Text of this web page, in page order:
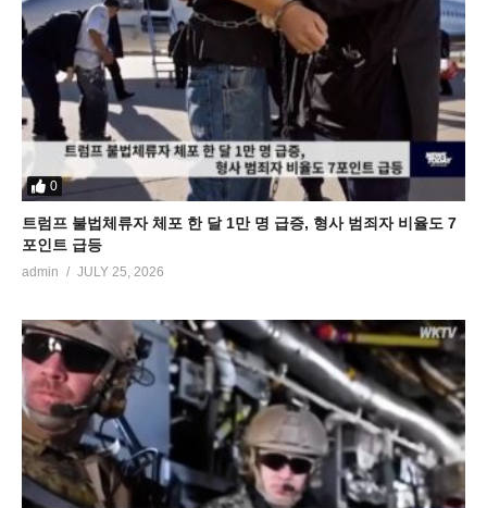
0
트럼프 불법체류자 체포 한 달 1만 명 급증, 형사 범죄자 비율도 7
포인트 급등
admin JULY 25, 2026